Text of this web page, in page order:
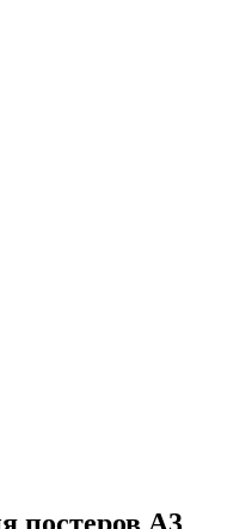
постеров А3